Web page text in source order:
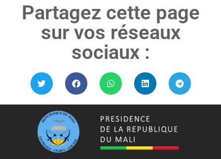
Partagez cette page
sur vos réseaux
sociaux :